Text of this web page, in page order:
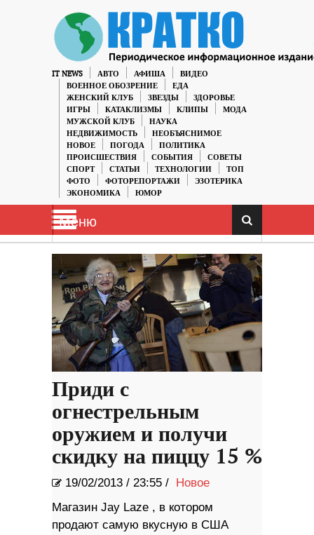
IT NEWS АВТО АФИША
ВИДЕО
ВОЕННОЕ ОБОЗРЕНИЕ
ЕДА
ЖЕНСКИЙ КЛУБ
ЗВЕЗДЫ
ЗДОРОВЬЕ
ИГРЫ
КАТАКЛИЗМЫ КЛИПЫ
МОДА
МУЖСКОЙ КЛУБ
НАУКА
НЕДВИЖИМОСТЬ
НЕОБЪЯСНИМОЕ
НОВОЕ
ПОГОДА
ПОЛИТИКА
ПРОИСШЕСТВИЯ
СОБЫТИЯ
СОВЕТЫ
СПОРТ
СТАТЬИ ТЕХНОЛОГИИ
ТОП
ФОТО
ФОТОРЕПОРТАЖИ
ЭЗОТЕРИКА
ЭКОНОМИКА
ЮМОР
Меню
Приди с
огнестрельным
оружием и получи
скидку на пиццу 15 %
19/02/2013 / 23:55 /
Новое
Магазин Jay Laze , в котором
продают самую вкусную в США